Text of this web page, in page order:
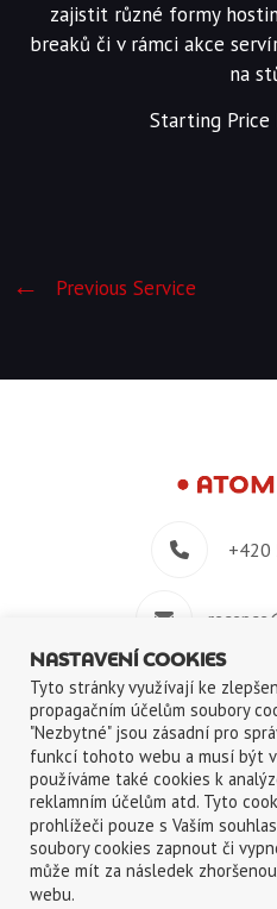
zajistit různé formy
breaků či v rámci akce
na
Starting Price
Previous Service
+420
+420
©2018-2026ATOM s.r.o.|
NASTAVENÍ COOKIES
Tyto stránky využívají ke
propagačním účelům soubory
"Nezbytné" jsou zásadní pro
funkcí tohoto webu a musí být
používáme také cookies k
reklamním účelům atd. Tyto
prohlížeči pouze s Vaším
soubory cookies zapnout či
může mít za následek
webu.